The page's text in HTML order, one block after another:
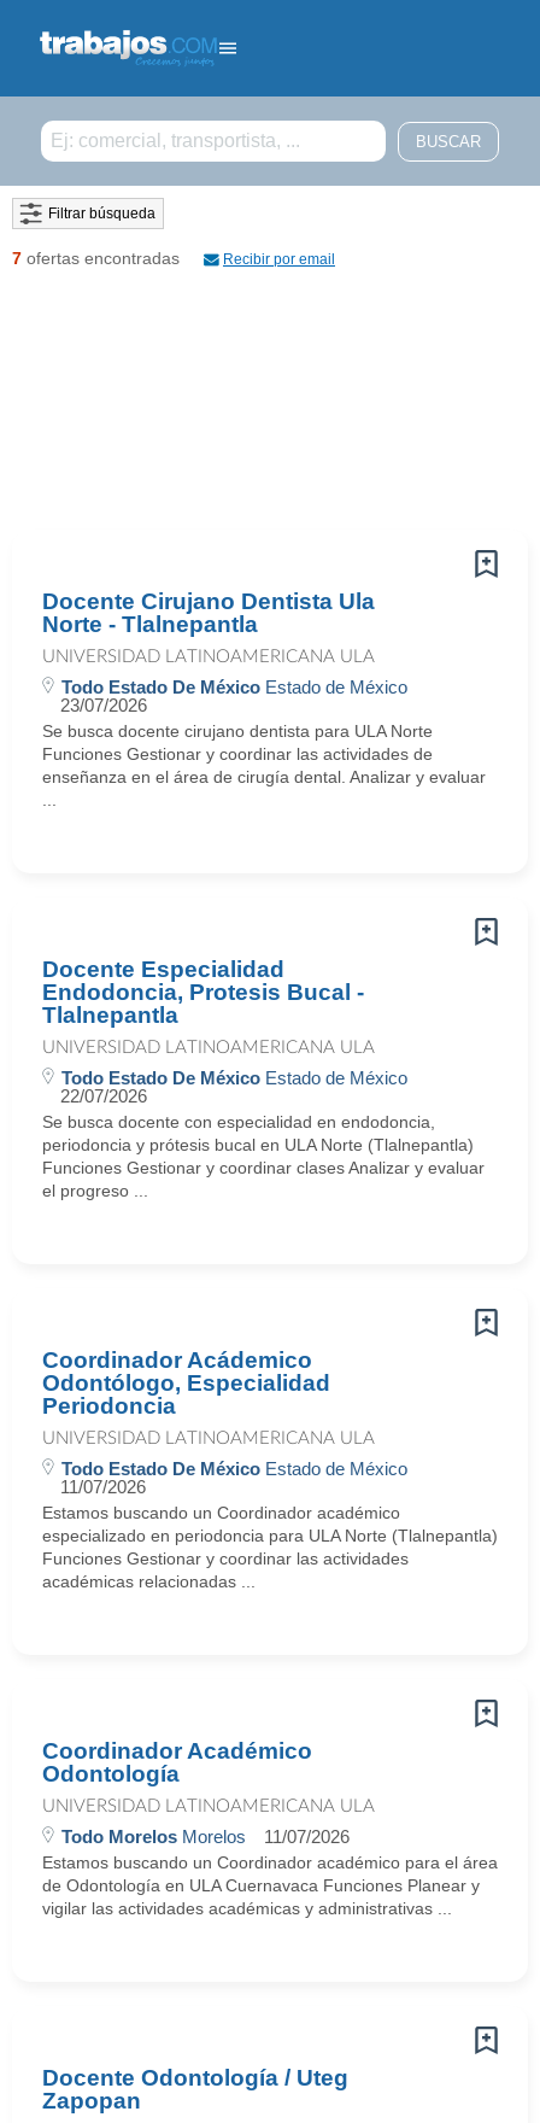
Filtrar búsqueda
7 ofertas encontradas Recibir por email
Docente Cirujano Dentista Ula
Norte - Tlalnepantla
UNIVERSIDAD LATINOAMERICANA ULA
Todo Estado De México Estado de México
23/07/2026
Se busca docente cirujano dentista para ULA Norte
Funciones Gestionar y coordinar las actividades de
enseñanza en el área de cirugía dental. Analizar y evaluar
Docente Especialidad
Endodoncia, Protesis Bucal -
Tlalnepantla
UNIVERSIDAD LATINOAMERICANA ULA
Todo Estado De México Estado de México
22/07/2026
Se busca docente con especialidad en endodoncia,
periodoncia y prótesis bucal en ULA Norte (Tlalnepantla)
Funciones Gestionar y coordinar clases Analizar y evaluar
el progreso ...
Coordinador Acádemico
Odontólogo, Especialidad
Periodoncia
UNIVERSIDAD LATINOAMERICANA ULA
Todo Estado De México Estado de México
11/07/2026
Estamos buscando un Coordinador académico
especializado en periodoncia para ULA Norte (Tlalnepantla)
Funciones Gestionar y coordinar las actividades
académicas relacionadas ...
Coordinador Académico
Odontología
UNIVERSIDAD LATINOAMERICANA ULA
Todo Morelos Morelos 11/07/2026
Estamos buscando un Coordinador académico para el área
de Odontología en ULA Cuernavaca Funciones Planear y
vigilar las actividades académicas y administrativas ...
Docente Odontología / Uteg
Zapopan